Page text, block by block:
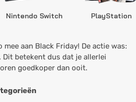
Nintendo Switch PlayStation
mee aan Black Friday! De actie was:
Dit betekent dus dat je allerlei
goedkoper dan ooit.